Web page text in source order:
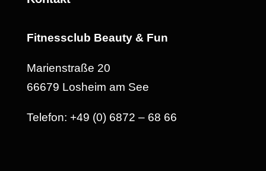
Fitnessclub Beauty & Fun
Marienstraße 20
66679 Losheim am See
Telefon: +49 (0) 6872 – 68 66